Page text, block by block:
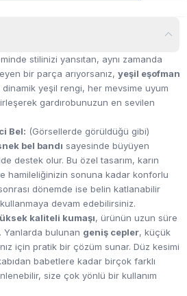
stilinizi yansıtan, aynı zamanda
bir parça arıyorsanız,yeşil eşofman
yeşil rengi, her mevsime uyum
gardırobunuzun en sevilen
Bel: (Görsellerde görüldüğü gibi)
bel bandı sayesinde büyüyen
destek olur. Bu özel tasarım, karın
hamileliğinizin sonuna kadar konforlu
dönemde ise belin katlanabilir
devam edebilirsiniz.
kaliteli kumaşı, ürünün uzun süre
Yanlarda bulunan geniş cepler, küçük
için pratik bir çözüm sunar. Düz kesimi
babetlere kadar birçok farklı
size çok yönlü bir kullanım